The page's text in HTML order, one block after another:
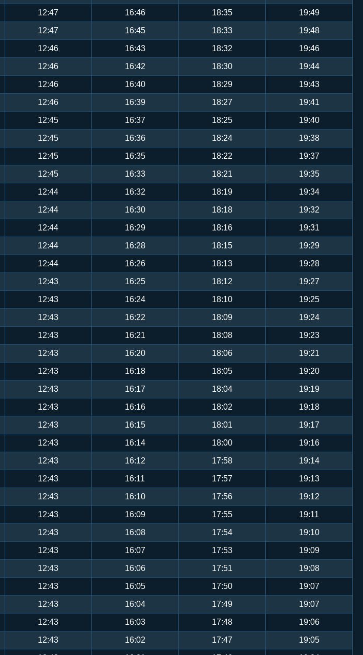
12:47 16:46 18:35 19:49
12:47 16:45 18:33 19:48
12:46 16:43 18:32 19:46
12:46 16:42 18:30 19:44
12:46 16:40 18:29 19:43
12:46 16:39 18:27 19:41
12:45 16:37 18:25 19:40
12:45 16:36 18:24 19:38
12:45 16:35 18:22 19:37
12:45 16:33 18:21 19:35
12:44 16:32 18:19 19:34
12:44 16:30 18:18 19:32
12:44 16:29 18:16 19:31
12:44 16:28 18:15 19:29
12:44 16:26 18:13 19:28
12:43 16:25 18:12 19:27
12:43 16:24 18:10 19:25
12:43 16:22 18:09 19:24
12:43 16:21 18:08 19:23
12:43 16:20 18:06 19:21
12:43 16:18 18:05 19:20
12:43 16:17 18:04 19:19
12:43 16:16 18:02 19:18
12:43 16:15 18:01 19:17
12:43 16:14 18:00 19:16
12:43 16:12 17:58 19:14
12:43 16:11 17:57 19:13
12:43 16:10 17:56 19:12
12:43 16:09 17:55 19:11
12:43 16:08 17:54 19:10
12:43 16:07 17:53 19:09
12:43 16:06 17:51 19:08
12:43 16:05 17:50 19:07
12:43 16:04 17:49 19:07
12:43 16:03 17:48 19:06
12:43 16:02 17:47 19:05